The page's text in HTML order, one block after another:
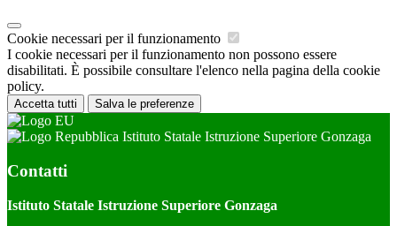
Cookie necessari per il funzionamento
I cookie necessari per il funzionamento non possono essere
disabilitati. È possibile consultare l'elenco nella pagina della cookie
policy.
Accetta tutti Salva le preferenze
Istituto Statale Istruzione Superiore Gonzaga
Contatti
Istituto Statale Istruzione Superiore Gonzaga